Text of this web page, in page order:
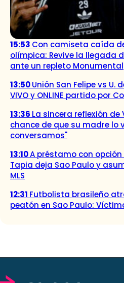
15:53 Con camiseta caída
olímpica: Revive la llegada
ante un repleto Monumental
13:50Unión San Felipe vs U.
VIVO y ONLINE partido por
13:36 La sincera reflexión de
chance de que su madre lo
conversamos"
13:10A préstamo con
Tapia deja Sao Paulo y
MLS
12:31 Futbolista brasileño
peatón en Sao Paulo: